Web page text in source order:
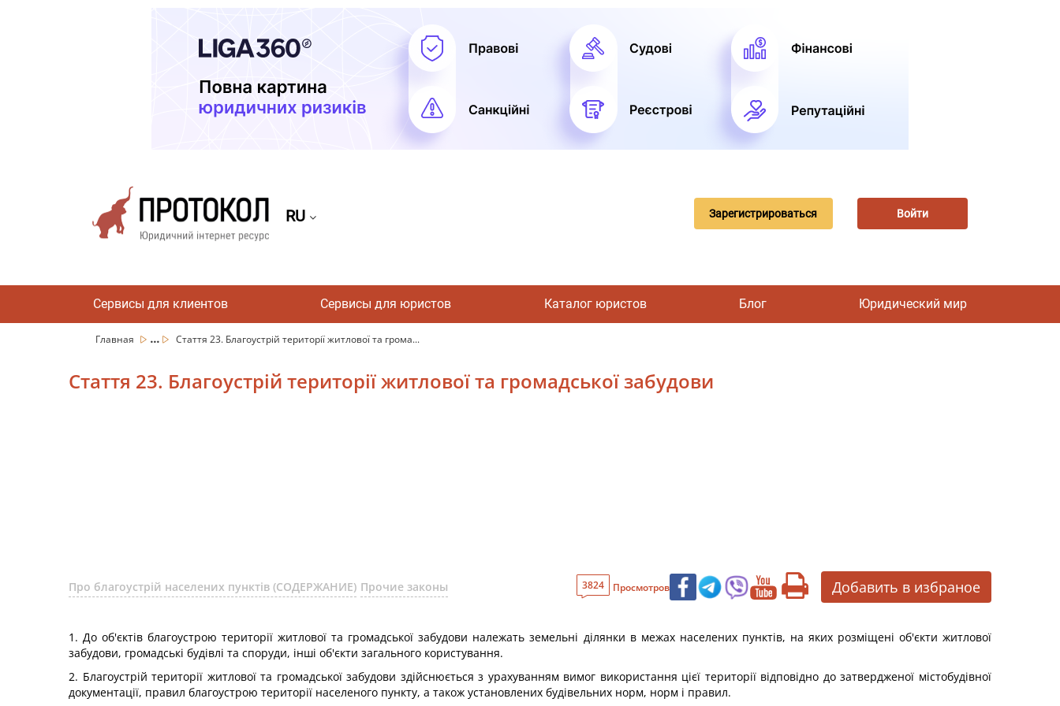
RU Зарегистрироваться Войти
Сервисы для клиентов Сервисы для юристов Каталог юристов Блог Юридический мир
Главная ... Стаття 23. Благоустрій території житлової та грома...
Стаття 23. Благоустрій території житлової та громадської забудови
Про благоустрій населених пунктів (СОДЕРЖАНИЕ) Прочие законы 3824 Просмотров Добавить в избраное
1. До об'єктів благоустрою території житлової та громадської забудови належать земельні ділянки в межах населених пунктів, на яких розміщені об'єкти житлової
забудови, громадські будівлі та споруди, інші об'єкти загального користування.
2. Благоустрій території житлової та громадської забудови здійснюється з урахуванням вимог використання цієї території відповідно до затвердженої містобудівної
документації, правил благоустрою території населеного пункту, а також установлених будівельних норм, норм і правил.